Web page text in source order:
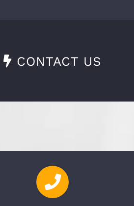
CONTACT US